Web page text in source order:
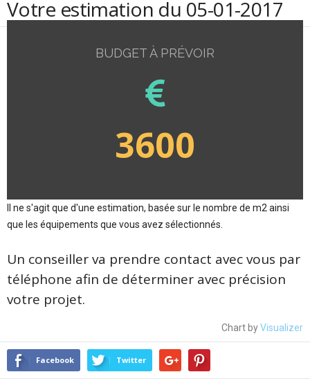
Votre estimation du 05-01-2017
BUDGET À PRÉVOIR
3600
Il ne s'agit que d'une estimation, basée sur le nombre de m2 ainsi
que les équipements que vous avez sélectionnés.
Un conseiller va prendre contact avec vous par
téléphone afin de déterminer avec précision
votre projet.
Chart byVisualizer
Facebook Twitter